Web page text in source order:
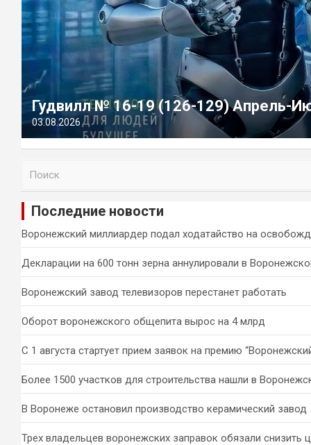
Гудвилл № 16-19 (126-129) Апрель-
03.08.2026
и
Последние новости
Воронежский миллиардер подал ходатайство на
Декларации на 600 тонн зерна аннулировали в
Воронежский завод телевизоров перестанет работать
Оборот воронежского общепита вырос на 4 млрд
С 1 августа стартует прием заявок на премию
Более 1500 участков для строительства нашли в
В Воронеже остановил производство керамический завод
Трех владельцев воронежских заправок обязали снизить